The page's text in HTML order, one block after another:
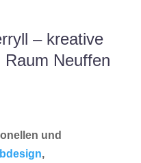
– kreative
Neuffen
und
,